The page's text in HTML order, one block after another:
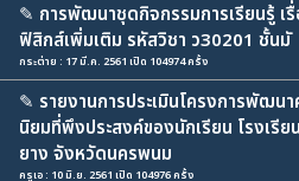
✎ การพัฒนาชุดกิจกรรมการเรียนรู้ เ
ฟิสิกส์เพิ่มเติม รหัสวิชา ว30201 ชั้นมั
กระต่าย : 17 มี.ค. 2561 เปิด 104974 ครั้ง
✎ รายงานการประเมินโครงการพัฒน
นิยมที่พึงประสงค์ของนักเรียน โรงเรี
ยาง จังหวัดนครพนม
ครูเอ : 10 มิ.ย. 2561 เปิด 104976 ครั้ง